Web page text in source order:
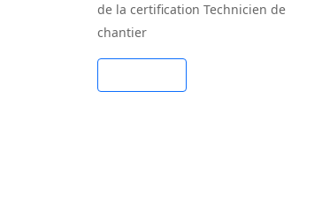
de la certification Technicien de
chantier